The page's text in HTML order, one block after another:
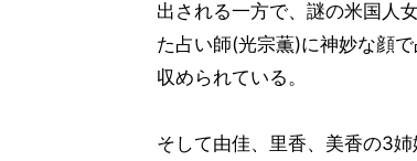
出される一方で、謎の米国人
た占い師(光宗薫)に神妙な顔
収められている。
そして由佳、里香、美香の3